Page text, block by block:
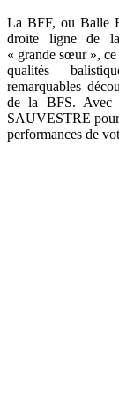
La BFF, ou Balle
droite ligne de
« grande sœur »,
qualités
remarquables
de la BFS. Avec
SAUVESTRE
performances de